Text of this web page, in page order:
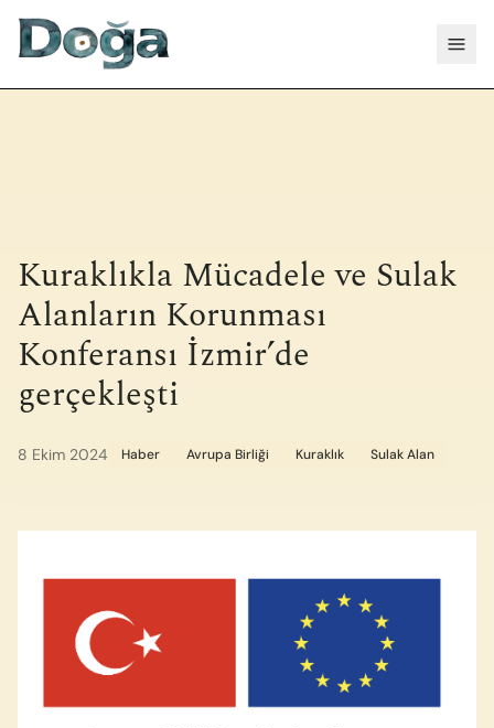
Kuraklıkla Mücadele ve Sulak
Alanların Korunması
Konferansı İzmir’de
gerçekleşti
8 Ekim 2024 Haber Avrupa Birliği Kuraklık Sulak Alan